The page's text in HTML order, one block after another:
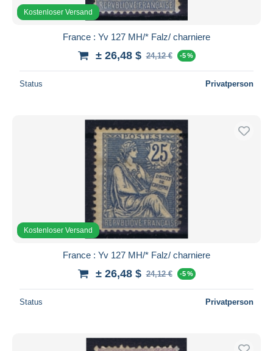
Kostenloser Versand
France : Yv 127 MH/* Falz/ charniere
± 26,48 $ 24,12 € -5 %
Status Privatperson
Kostenloser Versand
France : Yv 127 MH/* Falz/ charniere
± 26,48 $ 24,12 € -5 %
Status Privatperson